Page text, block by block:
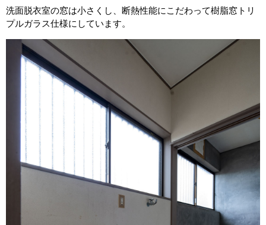
洗面脱衣室の窓は小さくし、断熱性能にこだわって樹脂窓トリ
プルガラス仕様にしています。